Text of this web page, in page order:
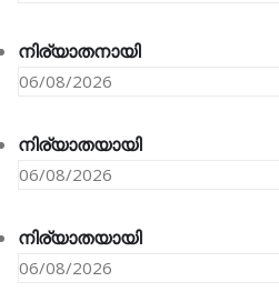
നിര്യാതനായി
06/08/2026
നിര്യാതയായി
06/08/2026
നിര്യാതയായി
06/08/2026